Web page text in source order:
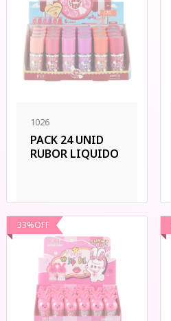
1026
PACK 24 UNID
RUBOR LIQUIDO
33%OFF